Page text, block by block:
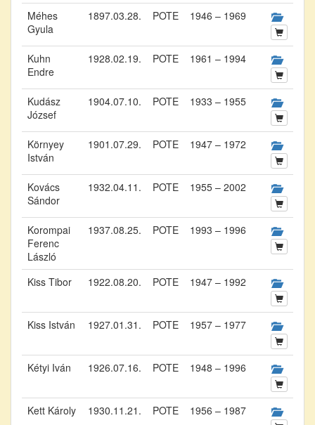
Méhes
Gyula
1897.03.28. POTE 1946 – 1969
Kuhn
Endre
1928.02.19. POTE 1961 – 1994
Kudász
József
1904.07.10. POTE 1933 – 1955
Környey
István
1901.07.29. POTE 1947 – 1972
Kovács
Sándor
1932.04.11. POTE 1955 – 2002
Korompai
Ferenc
László
1937.08.25. POTE 1993 – 1996
Kiss Tibor 1922.08.20. POTE 1947 – 1992
Kiss István 1927.01.31. POTE 1957 – 1977
Kétyi Iván 1926.07.16. POTE 1948 – 1996
Kett Károly 1930.11.21. POTE 1956 – 1987